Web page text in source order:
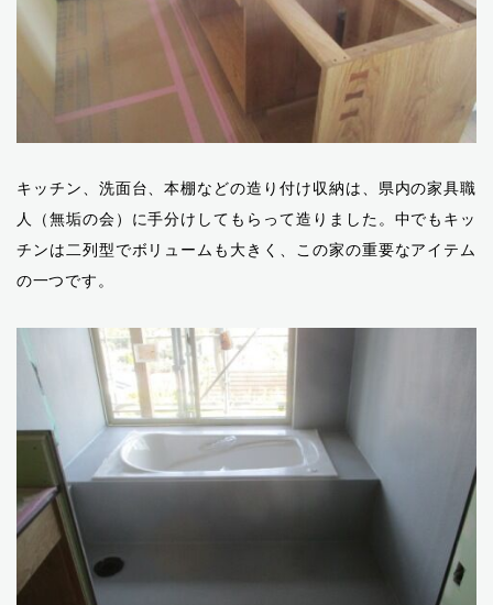
キッチン、洗面台、本棚などの造り付け収納は、県内の家具職
人（無垢の会）に手分けしてもらって造りました。中でもキッ
チンは二列型でボリュームも大きく、この家の重要なアイテム
の一つです。